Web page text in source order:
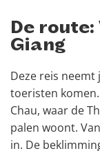
De
Giang
Deze reis
toeristen
Chau, waar de
palen woont.
in. De